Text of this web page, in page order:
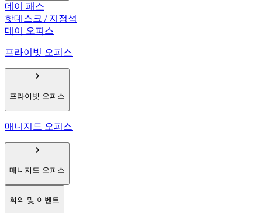
데이 패스
핫데스크 / 지정석
데이 오피스
프라이빗 오피스
프라이빗 오피스
매니지드 오피스
매니지드 오피스
회의 및 이벤트